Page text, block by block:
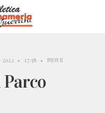
2022 • 17:58 • NEWS